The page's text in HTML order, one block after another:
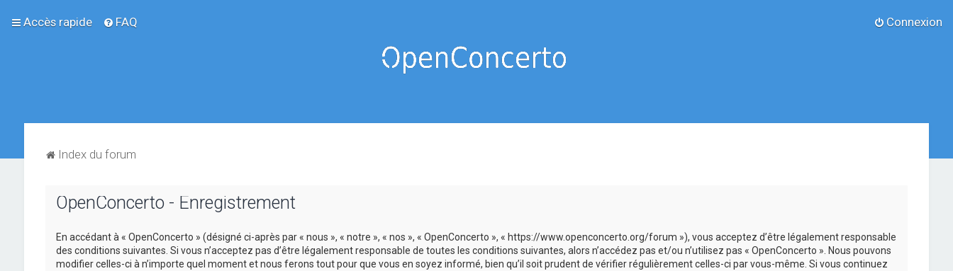
Accès rapide FAQ Connexion
Index du forum
OpenConcerto - Enregistrement
En accédant à « OpenConcerto » (désigné ci-après par « nous », « notre », « nos », « OpenConcerto », « https://www.openconcerto.org/forum »), vous acceptez d’être légalement responsable
des conditions suivantes. Si vous n’acceptez pas d’être légalement responsable de toutes les conditions suivantes, alors n’accédez pas et/ou n’utilisez pas « OpenConcerto ». Nous pouvons
modifier celles-ci à n’importe quel moment et nous ferons tout pour que vous en soyez informé, bien qu’il soit prudent de vérifier régulièrement celles-ci par vous-même. Si vous continuez